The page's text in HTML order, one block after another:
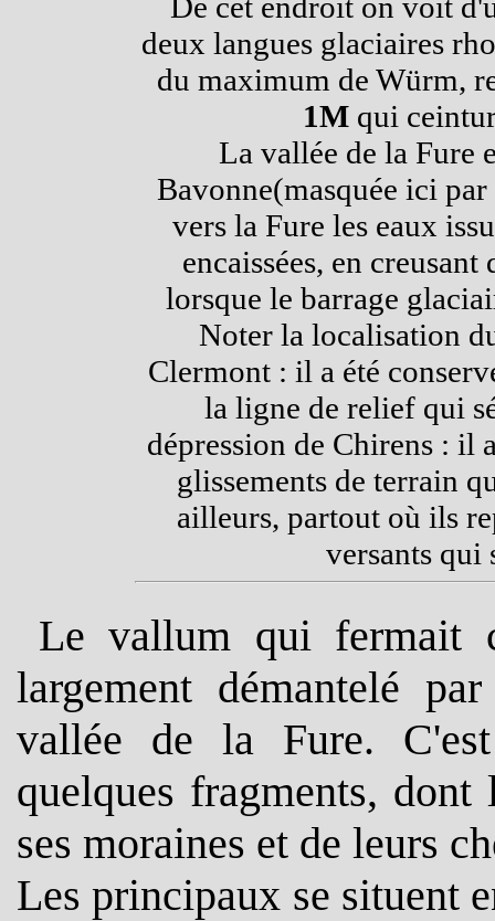
deux langues glaciaires
du maximum de Würm,
1Mqui
La vallée de la Fure
Bavonne(masquée ici
vers la Fure les eaux
encaissées, en
lorsque le barrage
Noter la localisation
Clermont : il a été
la ligne de relief qui
dépression de Chirens : il
glissements de terrain
ailleurs, partout où ils
versants qui
Le vallum qui fermait
largement démantelé
vallée de la Fure.
quelques fragments,
ses moraines et de leurs
Les principaux se situent